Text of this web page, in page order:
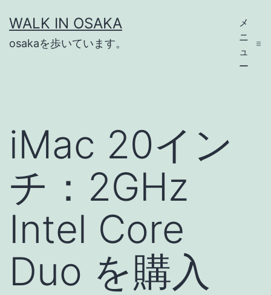
ン
テ
WALK IN OSAKA
osakaを歩いています。
メ
ニ
ュ
ー
iMac 20イン
チ：2GHz
Intel Core
Duo を購入